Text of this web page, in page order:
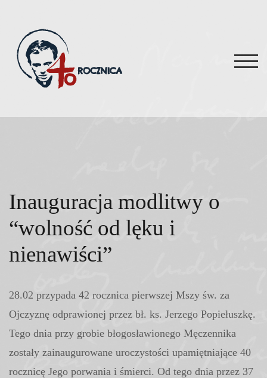
content
Inauguracja modlitwy o
“wolność od lęku i
nienawiści”
28.02 przypada 42 rocznica pierwszej Mszy św. za
Ojczyznę odprawionej przez bł. ks. Jerzego Popiełuszkę.
Tego dnia przy grobie błogosławionego Męczennika
zostały zainaugurowane uroczystości upamiętniające 40
rocznicę Jego porwania i śmierci. Od tego dnia przez 37